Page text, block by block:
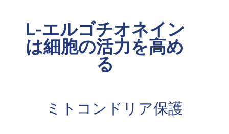
L-エルゴチオネイン
は細胞の活力を高め
る
ミトコンドリア保護